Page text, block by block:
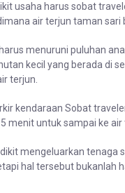
usaha harus sobat
air terjun taman sari
menuruni puluhan
kecil yang berada di
terjun.
kendaraan Sobat
menit untuk sampai ke air
mengeluarkan tenaga
hal tersebut bukanlah